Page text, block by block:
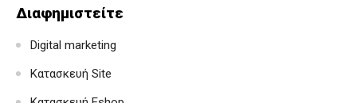
Διαφημιστείτε
Digital marketing
Κατασκευή Site